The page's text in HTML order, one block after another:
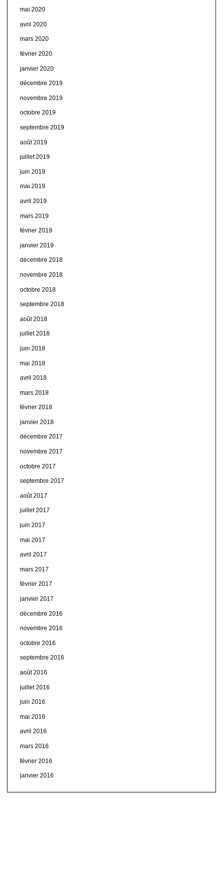
mai 2020
avril 2020
mars 2020
février 2020
janvier 2020
décembre 2019
novembre 2019
octobre 2019
septembre 2019
août 2019
juillet 2019
juin 2019
mai 2019
avril 2019
mars 2019
février 2019
janvier 2019
décembre 2018
novembre 2018
octobre 2018
septembre 2018
août 2018
juillet 2018
juin 2018
mai 2018
avril 2018
mars 2018
février 2018
janvier 2018
décembre 2017
novembre 2017
octobre 2017
septembre 2017
août 2017
juillet 2017
juin 2017
mai 2017
avril 2017
mars 2017
février 2017
janvier 2017
décembre 2016
novembre 2016
octobre 2016
septembre 2016
août 2016
juillet 2016
juin 2016
mai 2016
avril 2016
mars 2016
février 2016
janvier 2016